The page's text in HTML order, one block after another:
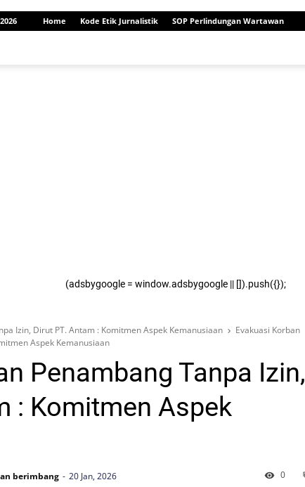
Home Kode Etik Jurnalistik SOP Perlindungan Wartawan
(adsbygoogle = window.adsbygoogle || []).push({});
Izin, Dirut PT. Antam : Komitmen Aspek Kemanusiaan
Evakuasi Korban
Aspek Kemanusiaan
Penambang Tanpa Izin,
: Komitmen Aspek
berimbang 20 Jan, 2026 0